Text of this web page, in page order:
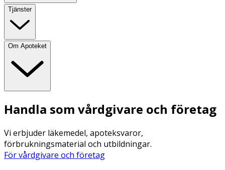
Tjänster
Om Apoteket
Handla som vårdgivare och företag
Vi erbjuder läkemedel, apoteksvaror,
förbrukningsmaterial och utbildningar.
För vårdgivare och företag